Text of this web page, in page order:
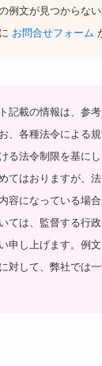
例文が見つからな
お問合せフォーム
記載の情報は、参
、各種法令による
る法令制限を基に
てはおりますが、
容になっている場
ては、監督する行
申し上げます。例
対して、弊社では